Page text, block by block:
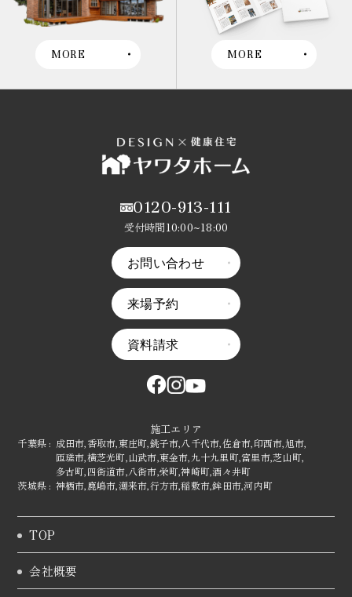
MORE MORE
0120-913-111
受付時間10:00~18:00
お問い合わせ
来場予約
資料請求
施工エリア
千葉県 : 成田市,香取市,東庄町,銚子市,八千代市,佐倉市,印西市,旭市,
匝瑳市,横芝光町,山武市,東金市,九十九里町,富里市,芝山町,
多古町,四街道市,八街市,栄町,神崎町,酒々井町
茨城県 : 神栖市,鹿嶋市,潮来市,行方市,稲敷市,鉾田市,河内町
TOP
会社概要